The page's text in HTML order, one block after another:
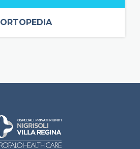
ORTOPEDIA